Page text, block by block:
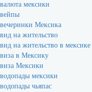
валюта мексики
вейпы
вечеринки Мексика
вид на жительство
вид на жительство в мексике
виза в Мексику
виза Мексики
водопады мексики
водопады чьяпас